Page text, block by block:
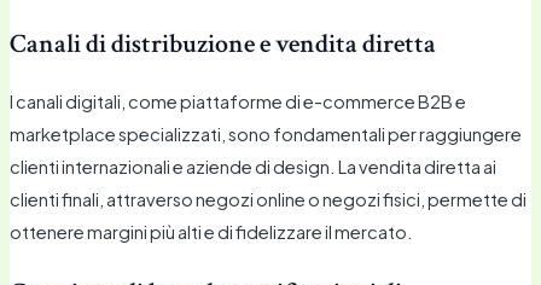
Canali di distribuzione e vendita diretta
I canali digitali, come piattaforme di e-commerce B2B e
marketplace specializzati, sono fondamentali per raggiungere
clienti internazionali e aziende di design. La vendita diretta ai
clienti finali, attraverso negozi online o negozi fisici, permette di
ottenere margini più alti e di fidelizzare il mercato.